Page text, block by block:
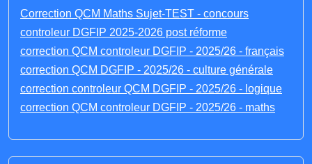
Correction QCM Maths Sujet-TEST - concours
controleur DGFIP 2025-2026 post réforme
correction QCM controleur DGFIP - 2025/26 - français
correction QCM DGFIP - 2025/26 - culture générale
correction controleur QCM DGFIP - 2025/26 - logique
correction QCM controleur DGFIP - 2025/26 - maths